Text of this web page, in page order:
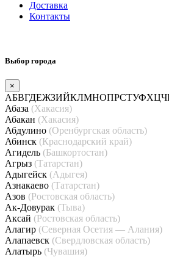
Доставка
Контакты
Выбор города
×
АБВГДЕЖЗИЙКЛМНОПРСТУФХЦЧ
Абаза (Хакасия)
Абакан (Хакасия)
Абдулино (Оренбургская область)
Абинск (Краснодарский край)
Агидель (Башкортостан)
Агрыз (Татарстан)
Адыгейск (Адыгея)
Азнакаево (Татарстан)
Азов (Ростовская область)
Ак-Довурак (Тыва)
Аксай (Ростовская область)
Алагир (Северная Осетия — Алания)
Алапаевск (Свердловская область)
Алатырь (Чувашия)